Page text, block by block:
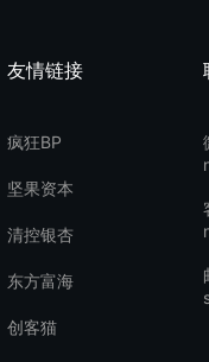
友情链接
疯狂BP
坚果资本
清控银杏
东方富海
创客猫